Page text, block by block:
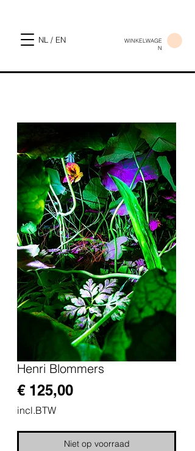
WINKELWAGE
N
NL / EN
Henri Blommers
€ 125,00Prijs
incl.BTW
Niet op voorraad